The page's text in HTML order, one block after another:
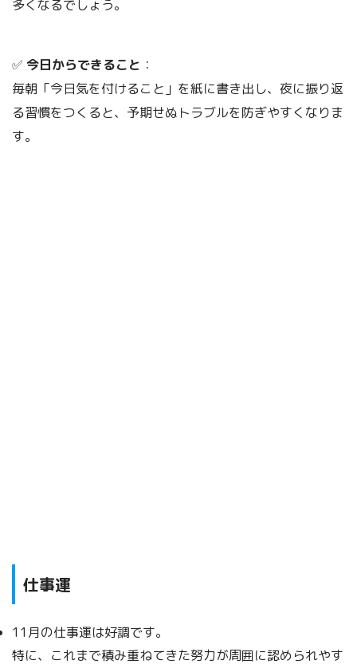
多くなるでしょう。
✅ 今日からできること ：
毎朝「今日気を付けること」を紙に書き出し、夜に振り返
る習慣をつくると、予期せぬトラブルを防ぎやすくなりま
す。
仕事運
11月の仕事運は好調です。
特に、これまで積み重ねてきた努力が周囲に認められやす